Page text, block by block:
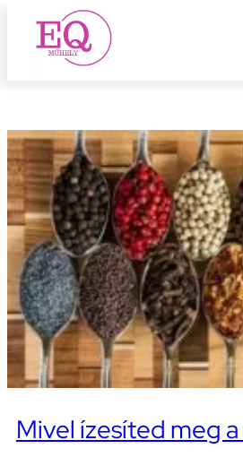
Ugrásjobtraining
Mivel ízesíted meg